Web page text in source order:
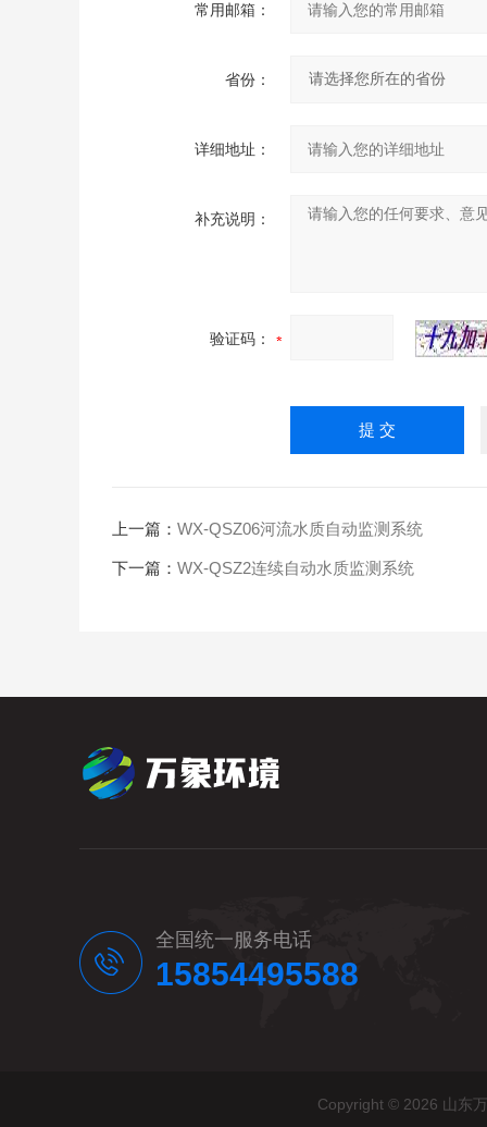
常用邮箱：
省份：
详细地址：
补充说明：
验证码：
上一篇： WX-QSZ06河流水质自动监测系统
下一篇： WX-QSZ2连续自动水质监测系统
全国统一服务电话
15854495588
Copyright © 2026 山东